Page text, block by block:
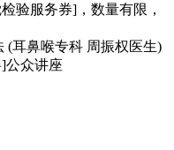
验服务券]，数量有限，
(耳鼻喉专科 周振权医生)
公众讲座